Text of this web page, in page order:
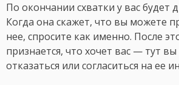
По окончании схватки у вас будет
Когда она скажет, что вы можете
нее, спросите как именно. После
признается, что хочет вас — тут
отказаться или согласиться на ее